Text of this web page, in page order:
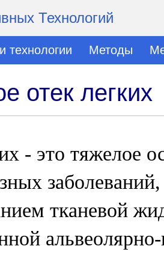
Технологий
технологии Методы
отек легких
- это тяжелое
тканевой